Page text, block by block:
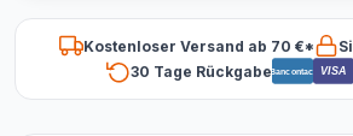
Kostenloser Versand ab 70 €*
30 Tage RückgabeBancontact VISA